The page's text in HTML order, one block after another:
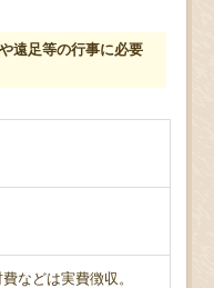
遠足等の行事に必要
などは実費徴収。